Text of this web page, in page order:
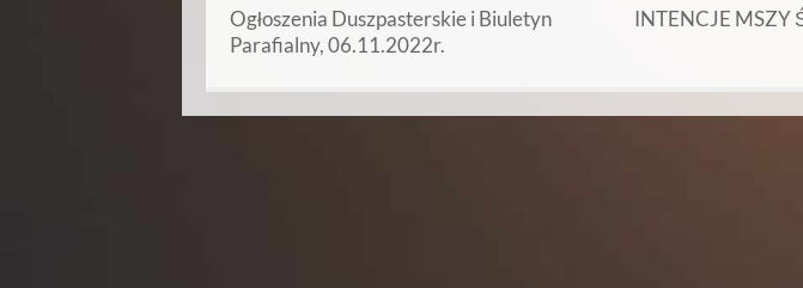
Ogłoszenia Duszpasterskie i Biuletyn
Parafialny, 06.11.2022r.
INTENCJE MSZY